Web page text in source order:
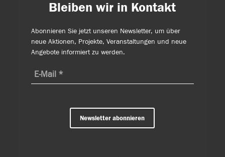
Bleiben wir in Kontakt
Abonnieren Sie jetzt unseren Newsletter, um über
neue Aktionen, Projekte, Veranstaltungen und neue
Angebote informiert zu werden.
Newsletter abonnieren